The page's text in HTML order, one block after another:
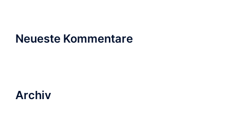
Neueste Kommentare
Archiv